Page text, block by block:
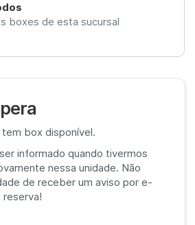
boxes de esta sucursal
tem box disponível.
informado quando tivermos
nessa unidade. Não
de receber um aviso por e-
reserva!